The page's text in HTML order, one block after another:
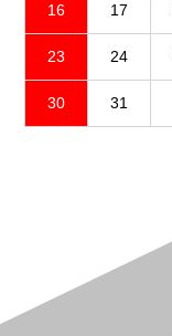
16 17
23 24
30 31